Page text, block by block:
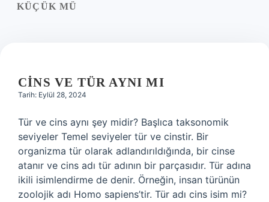
KÜÇÜK MÜ
CINS VE TÜR AYNI MI
Tarih: Eylül 28, 2024
Tür ve cins aynı şey midir? Başlıca taksonomik
seviyeler Temel seviyeler tür ve cinstir. Bir
organizma tür olarak adlandırıldığında, bir cinse
atanır ve cins adı tür adının bir parçasıdır. Tür adına
ikili isimlendirme de denir. Örneğin, insan türünün
zoolojik adı Homo sapiens’tir. Tür adı cins isim mi?